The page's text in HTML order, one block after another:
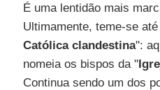
É uma lentidão mais
Ultimamente, teme-se
Católica clandestina":
nomeia os bispos da "
Continua sendo um dos